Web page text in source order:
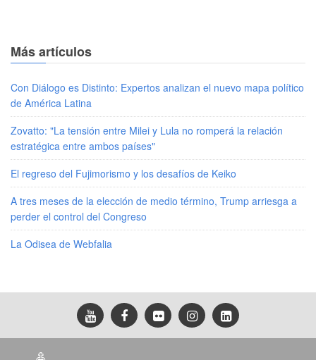
Más artículos
Con Diálogo es Distinto: Expertos analizan el nuevo mapa político
de América Latina
Zovatto: "La tensión entre Milei y Lula no romperá la relación
estratégica entre ambos países"
El regreso del Fujimorismo y los desafíos de Keiko
A tres meses de la elección de medio término, Trump arriesga a
perder el control del Congreso
La Odisea de Webfalia